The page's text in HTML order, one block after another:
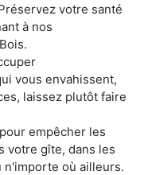
votre santé
à nos
vous envahissent,
laissez plutôt faire
empêcher les
votre gîte, dans les
n'importe où ailleurs.